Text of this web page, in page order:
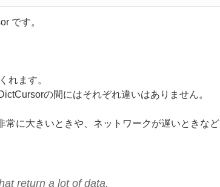
です。
れます。
の間にはそれぞれ違いはありません。
に大きいときや、ネットワークが遅いときなど
return a lot of data,